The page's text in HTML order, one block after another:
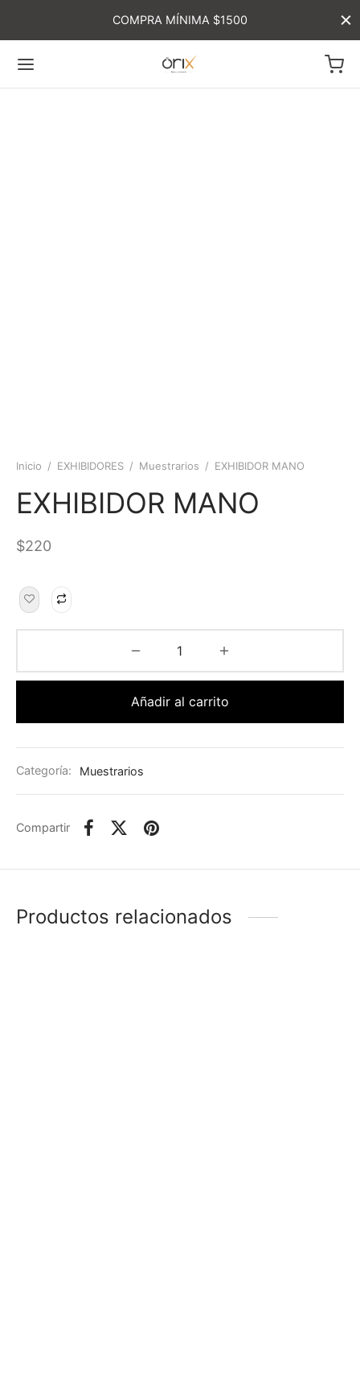
COMPRA MÍNIMA $1500
Inicio / EXHIBIDORES / Muestrarios / EXHIBIDOR MANO
EXHIBIDOR MANO
$220
Añadir al carrito
Categoría: Muestrarios
Compartir
Productos relacionados